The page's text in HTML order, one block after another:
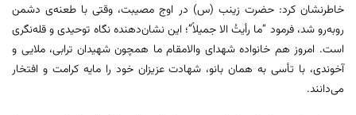
خاطرنشان کرد: حضرت زینب (س) در اوج مصیبت، وقتی با طعنه‌ی دشمن
روبه‌رو شد، فرمود “ما رأیتُ الا جمیلاً”؛ این نشان‌دهنده نگاه توحیدی و قله‌نگری
است. امروز هم خانواده شهدای والامقام ما همچون شهیدان ترابی، ملایی و
آخوندی، با تأسی به همان بانو، شهادت عزیزان خود را مایه کرامت و افتخار
می‌دانند.